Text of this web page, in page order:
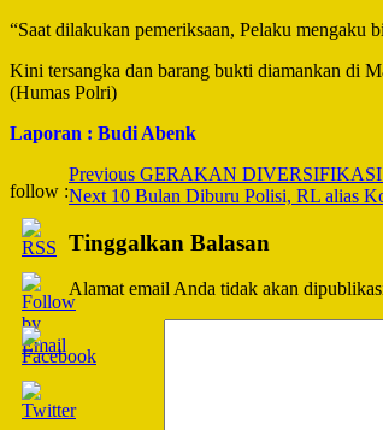
“Saat dilakukan pemeriksaan, Pelaku mengaku
Kini tersangka dan barang bukti diamankan di
(Humas Polri)
Laporan : Budi Abenk
follow :
Post
Navigation
Previous GERAKAN
Next 10 Bulan Diburu Polisi, RL alias
Tinggalkan Balasan
Alamat email Anda tidak akan